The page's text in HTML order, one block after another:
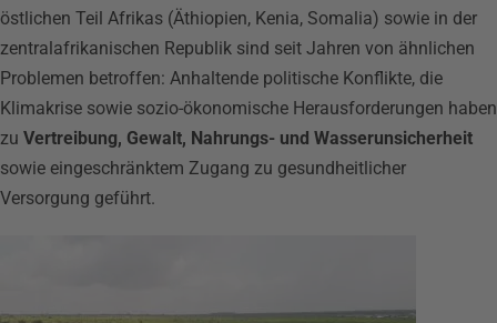
östlichen Teil Afrikas (Äthiopien, Kenia, Somalia) sowie in der
zentralafrikanischen Republik sind seit Jahren von ähnlichen
Problemen betroffen: Anhaltende politische Konflikte, die
Klimakrise sowie sozio-ökonomische Herausforderungen haben
zu Vertreibung, Gewalt, Nahrungs- und Wasserunsicherheit
sowie eingeschränktem Zugang zu gesundheitlicher
Versorgung geführt.